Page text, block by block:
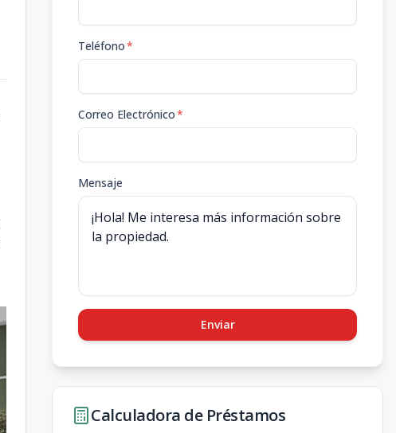
Teléfono*
Correo Electrónico*
Mensaje
Enviar
Calculadora de Préstamos